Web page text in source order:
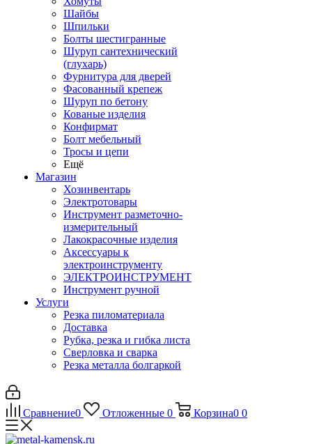
Шайбы
Шпильки
Болты шестигранные
Шуруп сантехнический
(глухарь)
Фурнитура для дверей
Фасованный крепеж
Шуруп по бетону
Кованые изделия
Конфирмат
Болт мебельный
Тросы и цепи
Ещё
Магазин
Хозинвентарь
Электротовары
Инструмент разметочно-
измерительный
Лакокрасочные изделия
Аксессуары к
электроинструменту
ЭЛЕКТРОИНСТРУМЕНТ
Инструмент ручной
Услуги
Резка пиломатериала
Доставка
Рубка, резка и гибка листа
Сверловка и сварка
Резка металла болгаркой
Сравнение0 Отложенные 0 Корзина0 0